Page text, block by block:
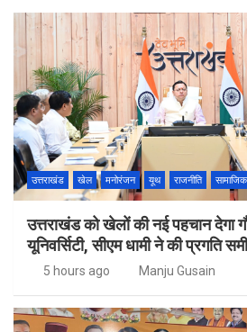
उत्तराखंड खेल मनोरंजन यूथ राजनीति सामाजिक
उत्तराखंड को खेलों की नई पहचान देगा
यूनिवर्सिटी, सीएम धामी ने की प्रगति
5 hours ago Manju Gusain